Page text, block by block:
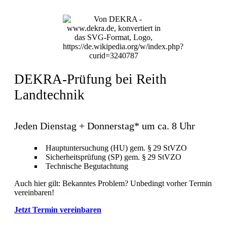
DEKRA-Prüfung bei Reith
Landtechnik
Jeden Dienstag + Donnerstag* um ca. 8 Uhr
Hauptuntersuchung (HU) gem. § 29 StVZO
Sicherheitsprüfung (SP) gem. § 29 StVZO
Technische Begutachtung
Auch hier gilt: Bekanntes Problem? Unbedingt vorher Termin
vereinbaren!
Jetzt Termin vereinbaren